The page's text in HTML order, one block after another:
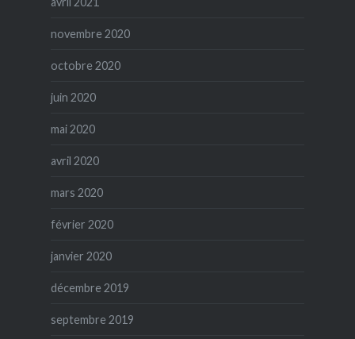
novembre 2020
octobre 2020
juin 2020
mai 2020
avril 2020
mars 2020
février 2020
janvier 2020
décembre 2019
septembre 2019